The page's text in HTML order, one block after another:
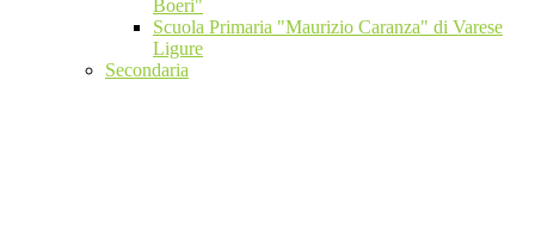
Boeri"
Scuola Primaria "Maurizio Caranza" di Varese
Ligure
Secondaria